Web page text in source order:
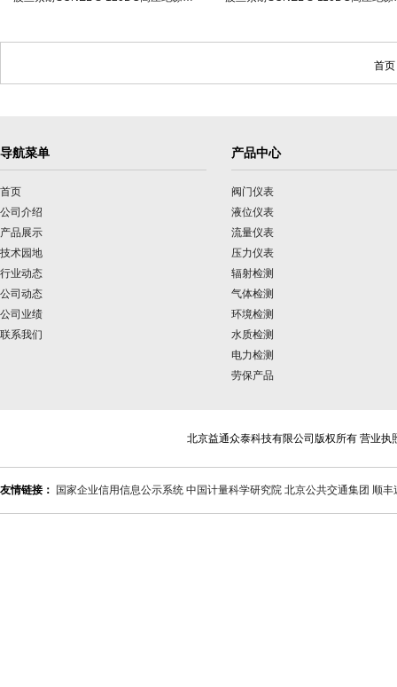
首
导航菜单
首页
公司介绍
产品展示
技术园地
行业动态
公司动态
公司业绩
联系我们
产品中心
阀门仪表
液位仪表
流量仪表
压力仪表
辐射检测
气体检测
环境检测
水质检测
电力检测
劳保产品
北京益通众泰科技有限公司版权所有 营业执
友情链接： 国家企业信用信息公示系统 中国计量科学研究院 北京公共交通集团 顺丰